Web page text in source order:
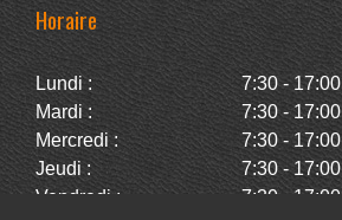
Horaire
Lundi :
7:30 - 17:00
Mardi :
7:30 - 17:00
Mercredi :
7:30 - 17:00
Jeudi :
7:30 - 17:00
Vendredi :
7:30 - 17:00